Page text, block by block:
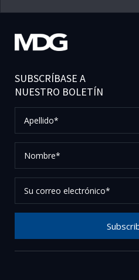
SUBSCRÍBASE A
NUESTRO BOLETÍN
Apellido*
Nombre*
correo
electrónico*